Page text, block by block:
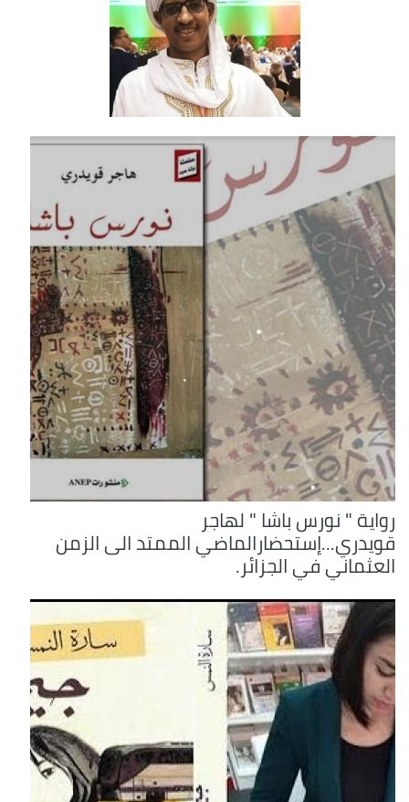
رواية " نورس باشا " لهاجر
قويدري...إستحضارالماضي الممتد الى الزمن
العثماني في الجزائر.